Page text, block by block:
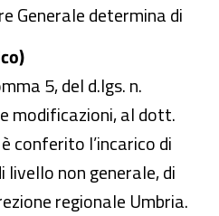
Generale determina di
5, del d.lgs. n.
modificazioni, al dott.
conferito l’incarico di
livello non generale, di
regionale Umbria.